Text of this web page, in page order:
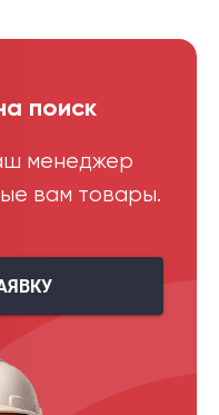
поиск
менеджер
вам товары.